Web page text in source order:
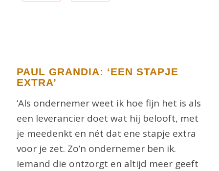
PAUL GRANDIA: ‘EEN STAPJE
EXTRA’
‘Als ondernemer weet ik hoe fijn het is als
een leverancier doet wat hij belooft, met
je meedenkt en nét dat ene stapje extra
voor je zet. Zo’n ondernemer ben ik.
Iemand die ontzorgt en altijd meer geeft